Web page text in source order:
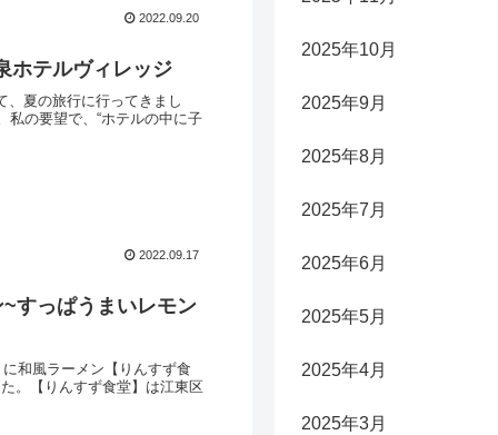
2022.09.20
ホテルヴィレッジ
、夏の旅行に行ってきまし
私の要望で、“ホテルの中に子
2022.09.17
~すっぱうまいレモン
和風ラーメン【りんすず食
。【りんすず食堂】は江東区
2025年10月
2025年9月
2025年8月
2025年7月
2025年6月
2025年5月
2025年4月
2025年3月